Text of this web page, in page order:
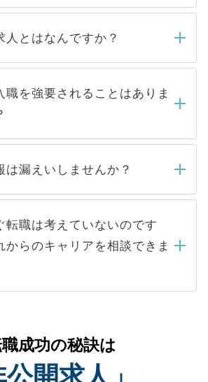
だきましたら、弊社担当者がご
確認し、その後メールもしくは
、5営業日以内にはご連絡をせて
すので、しばらくお待ちくださ
人とはなんですか？
で取り扱っている求人の
は、Webサイトからご覧いただ
公開求人」です。非公開求人は
によって、一般には公開してい
を避けるため 人気のある医療機
てしまうと、応募が殺到する場
関が求める条件に合った人材の
介会社に依頼するケースが増え
職を強要されることはありま
を強要することは一切ありませ
仮に応募先から内定をいただい
る必要はありません。内定先へ
絡はキャリアパートナーが行い
は漏えいしませんか？
漏えいすることはありませんの
ください。当サイトからの登録
したご登録者様の個人情報は、
ャリアアップおよび転職活動の
に使用いたします。お預かりし
ての個人データはご本人の許可
報の取り扱いについての厳密な
満たした事業者のみに付与され
バシーマークを取得済みです。
転職は考えていないのです
からのキャリアを相談できま
、現在の医療機関の状況や紹介
えながら、適切なアドバイスを
だきます。すぐにご転職をされ
成功の秘訣は
公開求人」